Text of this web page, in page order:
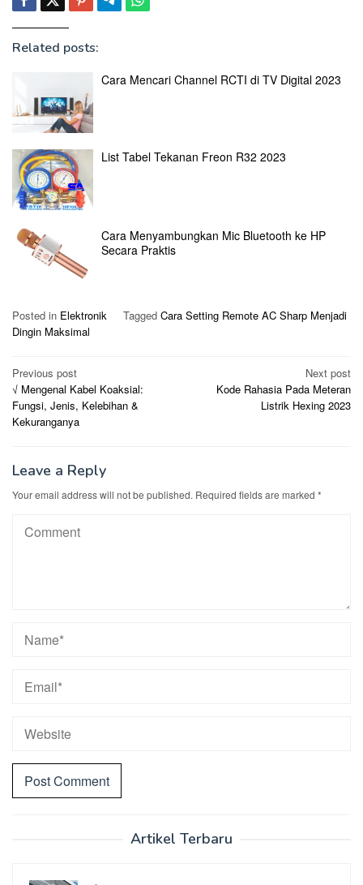
Related posts:
Cara Mencari Channel RCTI di TV Digital 2023
List Tabel Tekanan Freon R32 2023
Cara Menyambungkan Mic Bluetooth ke HP
Secara Praktis
Posted in Elektronik Tagged Cara Setting Remote AC Sharp Menjadi
Dingin Maksimal
Post
navigation
Previous post
√ Mengenal Kabel Koaksial:
Fungsi, Jenis, Kelebihan &
Kekuranganya
Next post
Kode Rahasia Pada Meteran
Listrik Hexing 2023
Leave a Reply
Your email address will not be published. Required fields are marked *
Artikel Terbaru